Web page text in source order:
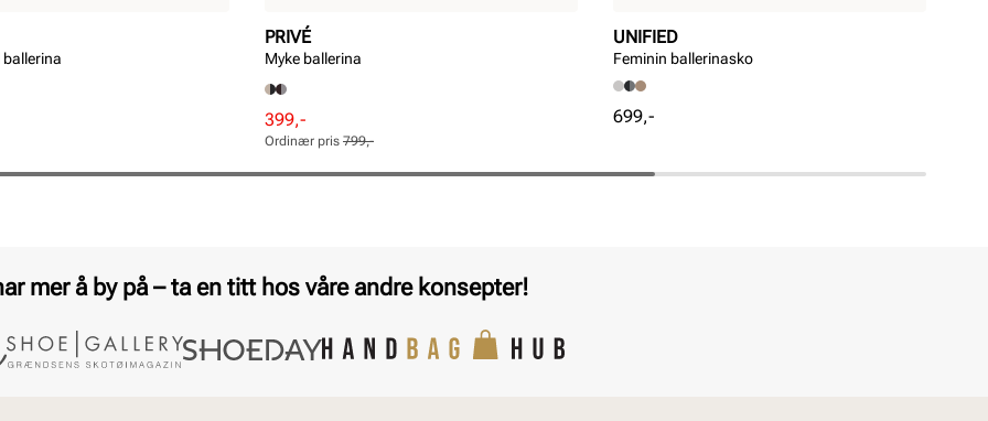
PRIVÉ
Myke ballerina
Rabattert
pris
Pris
399,-
Ordinær
pris
Pris
Ordinær pris 799,-
UNIFIED
Feminin ballerinasko
Pris
699,-
mer å by på – ta en titt hos våre andre konsepter!